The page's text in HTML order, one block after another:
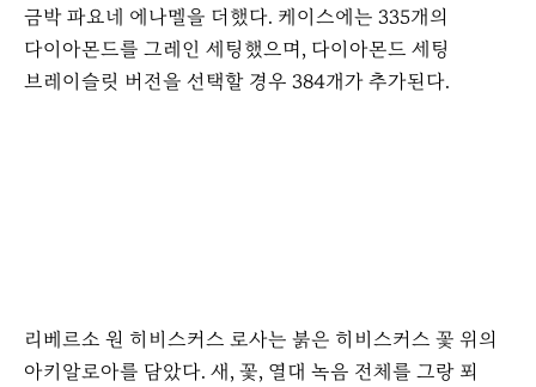
금박 파요네 에나멜을 더했다. 케이스에는 335개의
다이아몬드를 그레인 세팅했으며, 다이아몬드 세팅
브레이슬릿 버전을 선택할 경우 384개가 추가된다.
리베르소 원 히비스커스 로사는 붉은 히비스커스 꽃 위의
아키알로아를 담았다. 새, 꽃, 열대 녹음 전체를 그랑 푀